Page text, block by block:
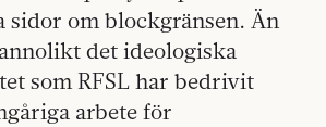
sidor om blockgränsen. Än
det ideologiska
som RFSL har bedrivit
arbete för